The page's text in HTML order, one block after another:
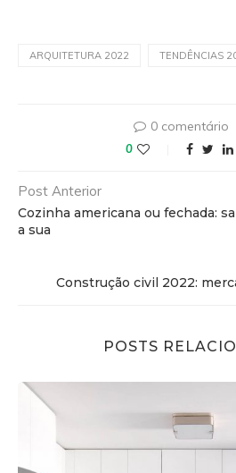
ARQUITETURA 2022 TENDÊNCIAS
0 comentário
0
Post Anterior
Cozinha americana ou fechada:
a sua
Construção civil 2022:
POSTS